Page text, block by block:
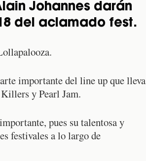
Johannes darán
del aclamado fest.
importante del line up que lleva
y Pearl Jam.
pues su talentosa y
festivales a lo largo de